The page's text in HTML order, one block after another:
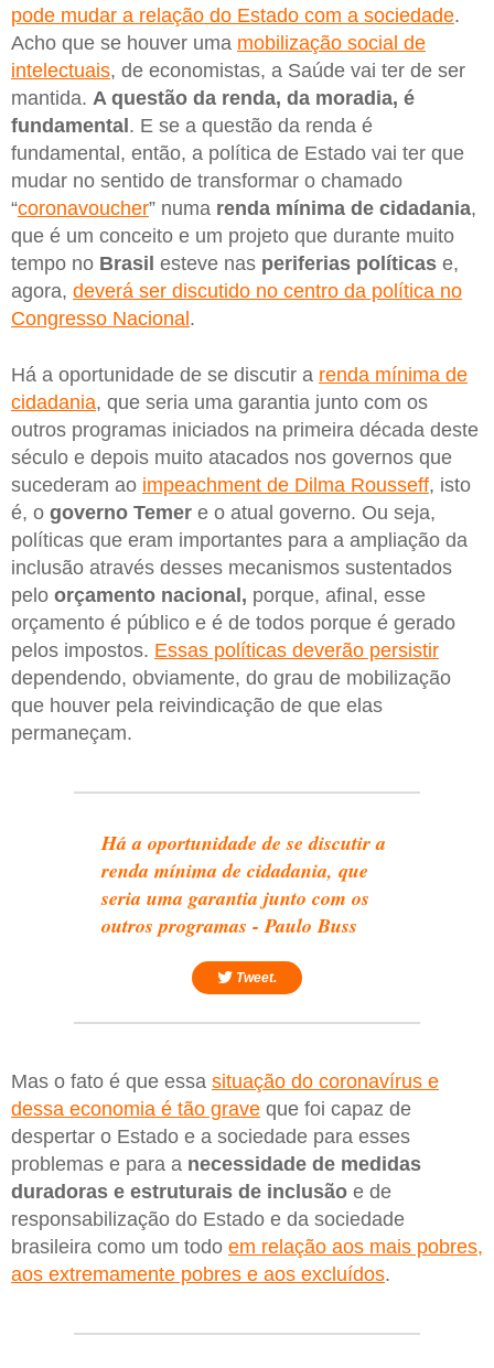
pode mudar a relação do Estado com a sociedade.
Acho que se houver uma mobilização social de
intelectuais, de economistas, a Saúde vai ter de ser
mantida. A questão da renda, da moradia, é
fundamental. E se a questão da renda é
fundamental, então, a política de Estado vai ter que
mudar no sentido de transformar o chamado
“coronavoucher” numa renda mínima de cidadania,
que é um conceito e um projeto que durante muito
tempo no Brasil esteve nas periferias políticas e,
agora, deverá ser discutido no centro da política no
Congresso Nacional.
Há a oportunidade de se discutir a renda mínima de
cidadania, que seria uma garantia junto com os
outros programas iniciados na primeira década deste
século e depois muito atacados nos governos que
sucederam ao impeachment de Dilma Rousseff, isto
é, o governo Temer e o atual governo. Ou seja,
políticas que eram importantes para a ampliação da
inclusão através desses mecanismos sustentados
pelo orçamento nacional, porque, afinal, esse
orçamento é público e é de todos porque é gerado
pelos impostos. Essas políticas deverão persistir
dependendo, obviamente, do grau de mobilização
que houver pela reivindicação de que elas
permaneçam.
Há a oportunidade de se discutir a
renda mínima de cidadania, que
seria uma garantia junto com os
outros programas - Paulo Buss
Tweet.
Mas o fato é que essa situação do coronavírus e
dessa economia é tão grave que foi capaz de
despertar o Estado e a sociedade para esses
problemas e para a necessidade de medidas
duradoras e estruturais de inclusão e de
responsabilização do Estado e da sociedade
brasileira como um todo em relação aos mais pobres,
aos extremamente pobres e aos excluídos.